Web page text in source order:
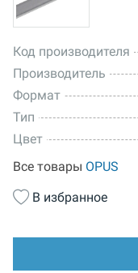
Код производителя
Производитель
Формат
Тип
Цвет
Все товары OPUS
В избранное